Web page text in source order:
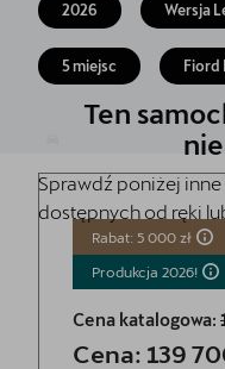
Finansowanie
5 lat gwarancji
Oryginalne części
2026 Wersja
5 miejsc Fiord
Ten
Sprawdź poniżej
dostępnych od ręki
Rabat: 5 000 zł
Produkcja 2026!
Cena katalogowa:
Cena: 139